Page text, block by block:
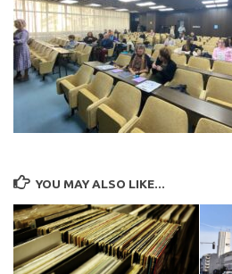
YOU MAY ALSO LIKE...